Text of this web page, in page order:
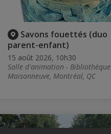
Savons fouettés (duo
parent-enfant)
15 août 2026, 10h30
Salle d'animation - Bibliothèque
Maisonneuve, Montréal, QC